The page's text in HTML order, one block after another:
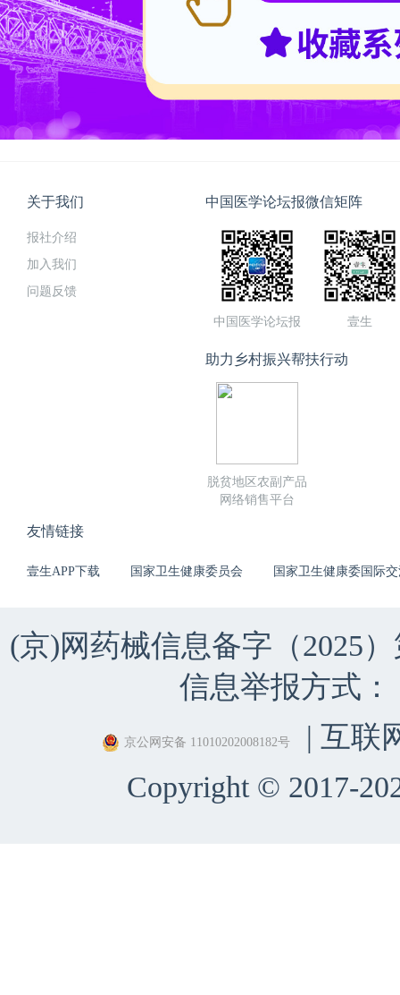
关于我们
报社介绍
加入我们
问题反馈
中国医学论坛报微信矩阵
中国医学论坛报 壹生
助力乡村振兴帮扶行动
脱贫地区农副产品
网络销售平台
友情链接
壹生APP下载 国家卫生健康委员会 国家卫生健康委国际
(京)网药械信息备字（2025
信息举报方式：
京公网安备 11010202008182号
| 互联
Copyright © 2017-